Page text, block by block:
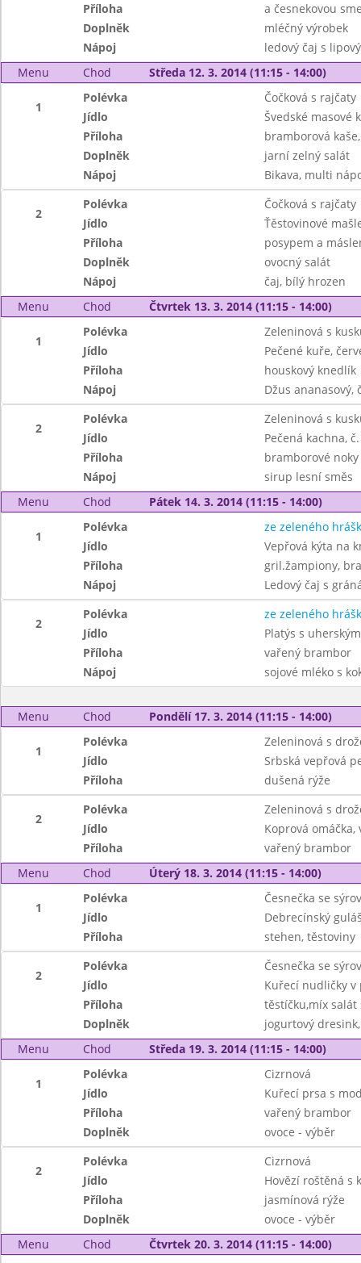
Příloha
a česnekovou
Doplněk
mléčný výrobek
Nápoj
ledový čaj s
Menu
Chod Středa 12. 3. 2014 (11:15 - 14:00)
1
Polévka
Čočková s rajčaty
Jídlo
Švedské masové
Příloha
bramborová
Doplněk
jarní zelný salát
Nápoj
Bikava, multi
2
Polévka
Čočková s rajčaty
Jídlo
Ťěstovinové
Příloha
posypem a
Doplněk
ovocný salát
Nápoj
čaj, bílý hrozen
Menu
Chod Čtvrtek 13. 3. 2014 (11:15 - 14:00)
1
Polévka
Zeleninová s
Jídlo
Pečené kuře,
Příloha
houskový knedlík
Nápoj
Džus ananasový,
2
Polévka
Zeleninová s
Jídlo
Pečená kachna,
Příloha
bramborové noky
Nápoj
sirup lesní směs
Menu
Chod Pátek 14. 3. 2014 (11:15 - 14:00)
1
Polévka
ze zeleného
Jídlo
Vepřová kýta na
Příloha
gril.žampiony,
Nápoj
Ledový čaj s
2
Polévka
ze zeleného
Jídlo
Platýs s
Příloha
vařený brambor
Nápoj
sojové mléko s
Menu Chod Pondělí 17. 3. 2014 (11:15 - 14:00)
1
Polévka
Zeleninová s
Jídlo
Srbská vepřová
Příloha
dušená rýže
2
Polévka
Zeleninová s
Jídlo
Koprová omáčka,
Příloha
vařený brambor
Menu
Chod Úterý 18. 3. 2014 (11:15 - 14:00)
1
Polévka
Česnečka se
Jídlo
Debrecínský
Příloha
stehen, těstoviny
2
Polévka
Česnečka se
Jídlo
Kuřecí nudličky
Příloha
těstíčku,míx salát
Doplněk
jogurtový
Menu
Chod Středa 19. 3. 2014 (11:15 - 14:00)
1
Polévka
Cizrnová
Jídlo
Kuřecí prsa s
Příloha
vařený brambor
Doplněk
ovoce - výběr
2
Polévka
Cizrnová
Jídlo
Hovězí roštěná s
Příloha
jasmínová rýže
Doplněk
ovoce - výběr
Menu
Chod
Čtvrtek 20. 3. 2014 (11:15 - 14:00)